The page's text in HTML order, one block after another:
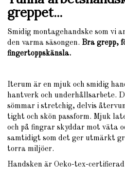
greppet...
Smidig montagehandske som vi
den varma säsongen. Bra grepp,
fingertoppskänsla.
Iterum är en mjuk och smidig
hantverk och underhållsarbete.
sömmar i stretchig, delvis
tight och skön passform. Mjuk
och på fingrar skyddar mot väta
samtidigt som det ger utmärkt
torra miljöer.
Handsken är Oeko-tex-